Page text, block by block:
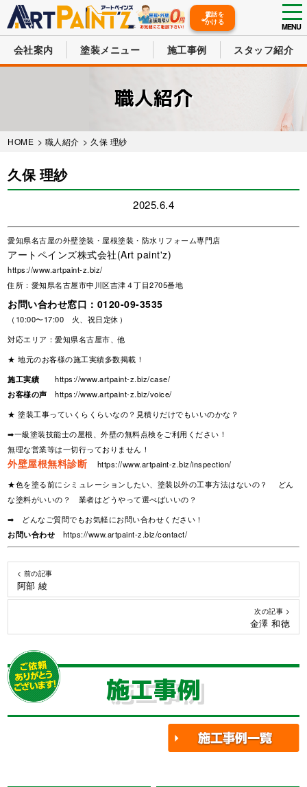
MENU
電話を
かける
会社案内 塗装メニュー 施工事例 スタッフ紹介
職人紹介
HOME > 職人紹介 > 久保 理紗
久保 理紗
2025.6.4
愛知県名古屋の外壁塗装・屋根塗装・防水リフォーム専門店
アートペインズ株式会社(Art paint'z)
https://www.artpaint-z.biz/
住所：愛知県名古屋市中川区吉津４丁目2705番地
お問い合わせ窓口： 0120-09-3535
（10:00〜17:00 火、祝日定休）
対応エリア：愛知県名古屋市、他
★ 地元のお客様の施工実績多数掲載！
施工実績
https://www.artpaint-z.biz/case/
お客様の声
https://www.artpaint-z.biz/voice/
★ 塗装工事っていくらくらいなの？見積りだけでもいいのかな？
➡一級塗装技能士の屋根、外壁の無料点検をご利用ください！
無理な営業等は一切行っておりません！
外壁屋根無料診断
https://www.artpaint-z.biz/inspection/
★色を塗る前にシミュレーションしたい、塗装以外の工事方法はないの？ どん
な塗料がいいの？ 業者はどうやって選べばいいの？
➡ どんなご質問でもお気軽にお問い合わせください！
お問い合わせ
https://www.artpaint-z.biz/contact/
< 前の記事
阿部 綾
次の記事 >
金澤 和徳
施工事例